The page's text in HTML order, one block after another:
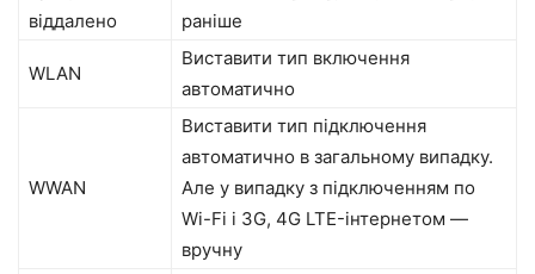
віддалено
раніше
WLAN
Виставити тип включення
автоматично
WWAN
Виставити тип підключення
автоматично в загальному випадку.
Але у випадку з підключенням по
Wi-Fi і 3G, 4G LTE-інтернетом —
вручну